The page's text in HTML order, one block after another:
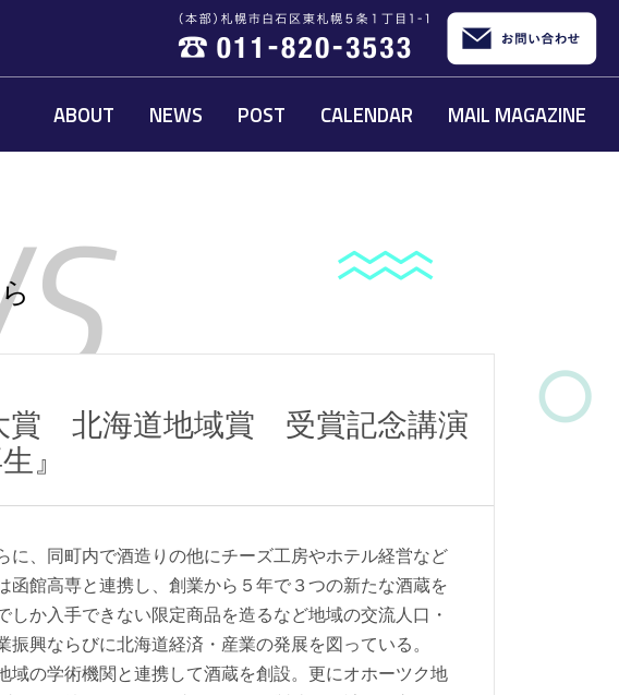
ABOUT NEWS POST CALENDAR MAIL MAGAZINE
賞 北海道地域賞 受賞記念講演
』
、同町内で酒造りの他にチーズ工房やホテル経営など
館高専と連携し、創業から５年で３つの新たな酒蔵を
か入手できない限定商品を造るなど地域の交流人口・
興ならびに北海道経済・産業の発展を図っている。
の学術機関と連携して酒蔵を創設。更にオホーツク地